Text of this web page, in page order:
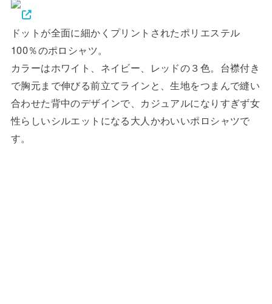
ドットが全面に細かくプリントされたポリエステル
100％のポロシャツ。
カラーはホワイト、ネイビー、レッドの３色。台襟付き
で胸元まで伸びる前立てラインと、生地をつまんで縫い
合わせた背中のデザインで、カジュアルになりすぎず女
性らしいシルエットになる大人かわいいポロシャツで
す。